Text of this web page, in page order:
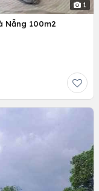
1
Nẵng 100m2